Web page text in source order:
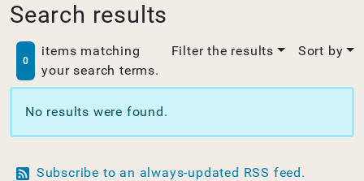
Search results
0
items matching
your search terms.
Filter the results Sort by
No results were found.
Subscribe to an always-updated RSS feed.